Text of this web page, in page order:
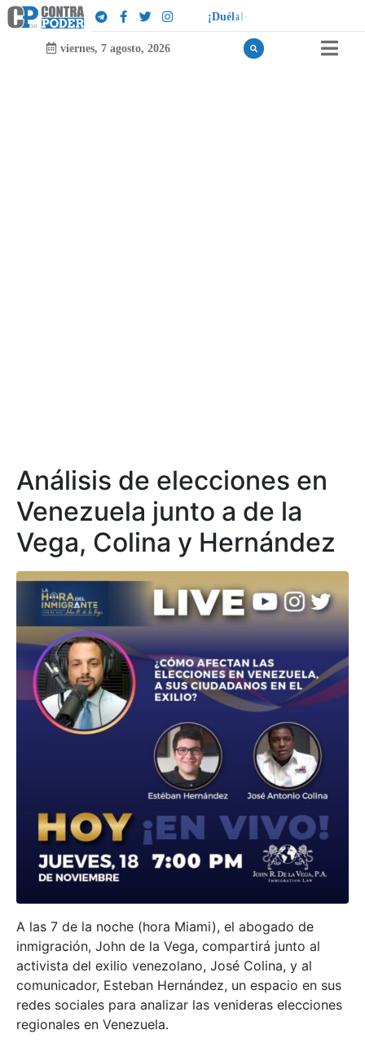
¡Duélal e
viernes, 7 agosto, 2026
Análisis de elecciones en
Venezuela junto a de la
Vega, Colina y Hernández
A las 7 de la noche (hora Miami), el abogado de
inmigración, John de la Vega, compartirá junto al
activista del exilio venezolano, José Colina, y al
comunicador, Esteban Hernández, un espacio en sus
redes sociales para analizar las venideras elecciones
regionales en Venezuela.